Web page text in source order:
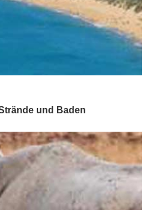
und Baden